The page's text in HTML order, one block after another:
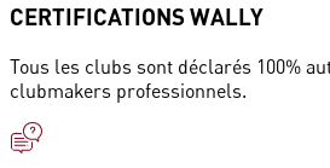
CERTIFICATIONS WALLY
Tous les clubs sont déclarés 100%
clubmakers professionnels.